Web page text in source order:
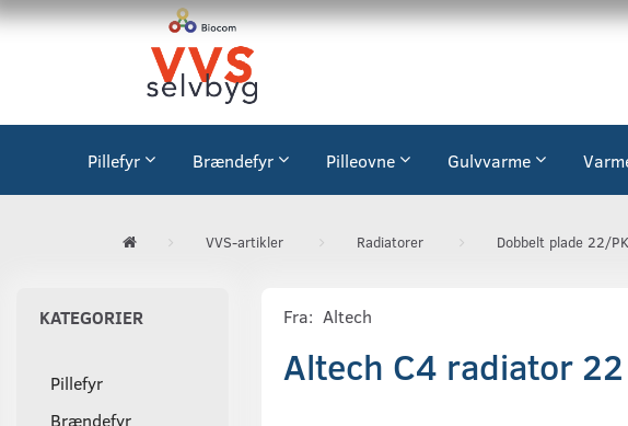
Pillefyr Brændefyr Pilleovne Gulvvarme
VVS-artikler Radiatorer Dobbelt plade 22/
KATEGORIER
Pillefyr
Brændefyr
Fra: Altech
Altech C4 radiator